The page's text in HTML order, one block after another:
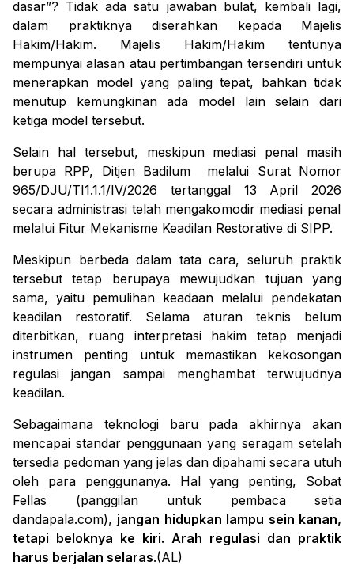
dasar”? Tidak ada satu jawaban bulat, kembali lagi,
dalam praktiknya diserahkan kepada Majelis
Hakim/Hakim. Majelis Hakim/Hakim tentunya
mempunyai alasan atau pertimbangan tersendiri untuk
menerapkan model yang paling tepat, bahkan tidak
menutup kemungkinan ada model lain selain dari
ketiga model tersebut.
Selain hal tersebut, meskipun mediasi penal masih
berupa RPP, Ditjen Badilum melalui Surat Nomor
965/DJU/TI1.1.1/IV/2026 tertanggal 13 April 2026
secara administrasi telah mengakomodir mediasi penal
melalui Fitur Mekanisme Keadilan Restorative di SIPP.
Meskipun berbeda dalam tata cara, seluruh praktik
tersebut tetap berupaya mewujudkan tujuan yang
sama, yaitu pemulihan keadaan melalui pendekatan
keadilan restoratif. Selama aturan teknis belum
diterbitkan, ruang interpretasi hakim tetap menjadi
instrumen penting untuk memastikan kekosongan
regulasi jangan sampai menghambat terwujudnya
keadilan.
Sebagaimana teknologi baru pada akhirnya akan
mencapai standar penggunaan yang seragam setelah
tersedia pedoman yang jelas dan dipahami secara utuh
oleh para penggunanya. Hal yang penting, Sobat
Fellas (panggilan untuk pembaca setia
dandapala.com), jangan hidupkan lampu sein kanan,
tetapi beloknya ke kiri. Arah regulasi dan praktik
harus berjalan selaras.(AL)